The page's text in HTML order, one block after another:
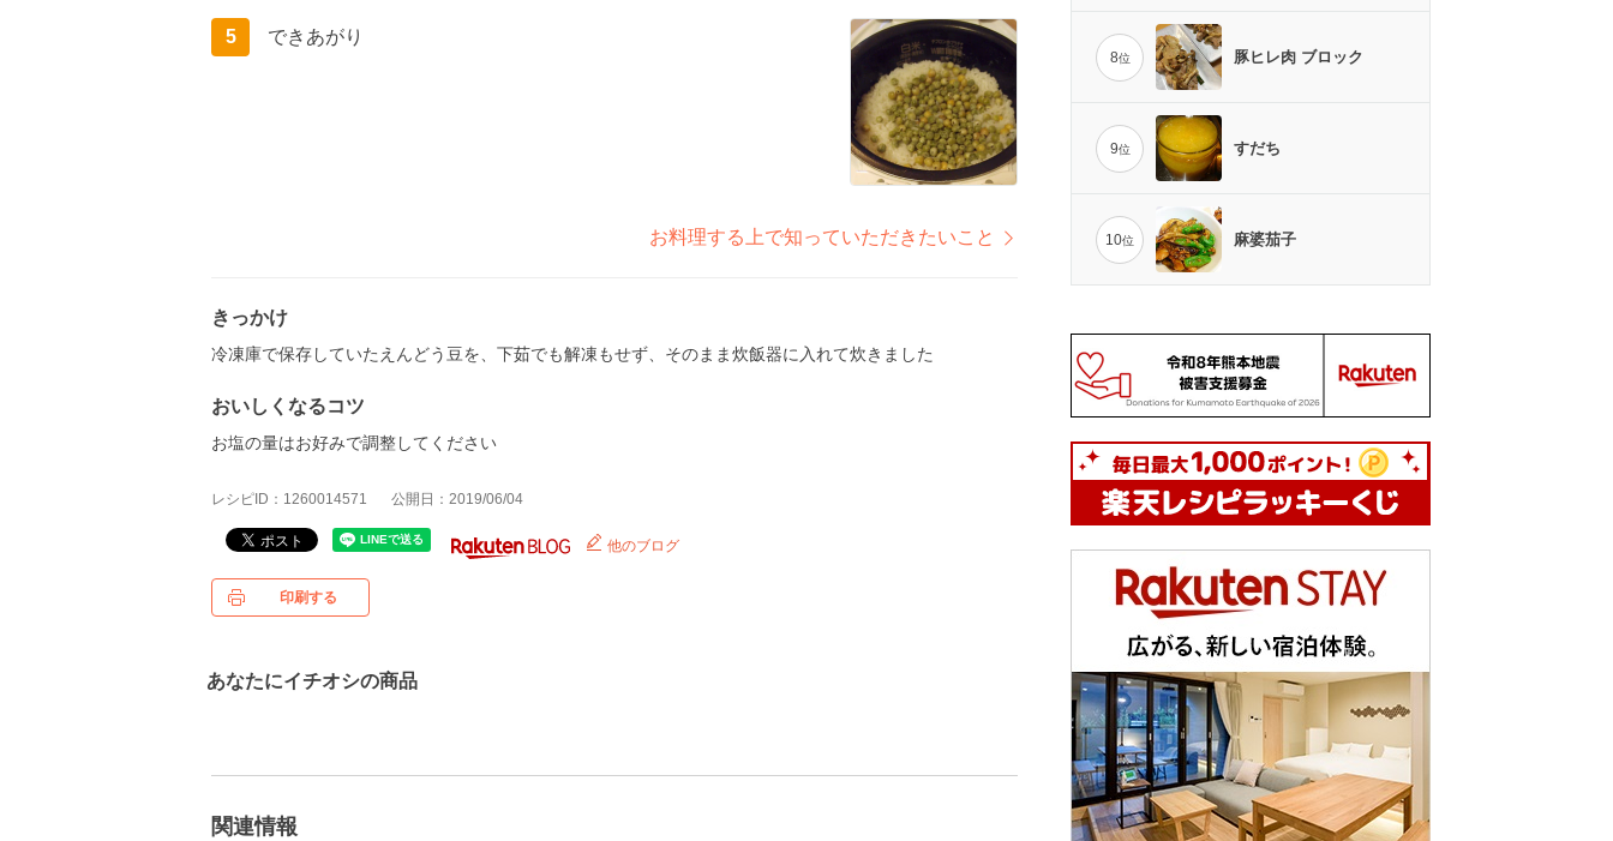
5 できあがり
お料理する上で知っていただきたいこと
きっかけ
冷凍庫で保存していたえんどう豆を、下茹でも解凍もせず、そのまま炊飯器に入れて炊きました
おいしくなるコツ
お塩の量はお好みで調整してください
レシピID：1260014571 公開日：2019/06/04
他のブログ
印刷する
あなたにイチオシの商品
関連情報
8位 豚ヒレ肉 ブロック
9位 すだち
10位 麻婆茄子